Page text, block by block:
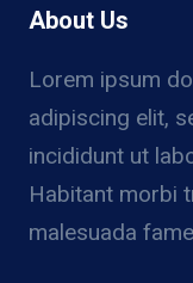
About Us
Lorem ipsum
adipiscing elit,
incididunt ut
Habitant morbi
malesuada